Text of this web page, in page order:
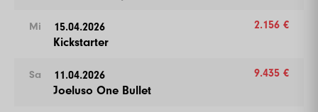
Mi 15.04.2026
Kickstarter
2.156 €
Sa 11.04.2026
Joeluso One Bullet
9.435 €